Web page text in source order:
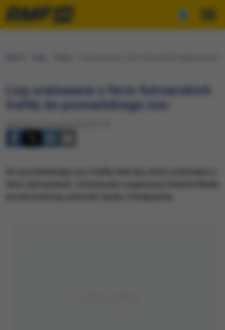
Lisy uratowane z ferm futrzarskich
trafiły do poznańskiego zoo